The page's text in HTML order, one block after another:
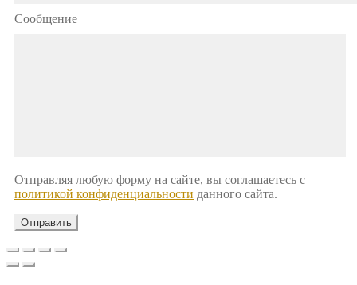
Сообщение
Отправляя любую форму на сайте, вы соглашаетесь с
политикой конфиденциальности данного сайта.